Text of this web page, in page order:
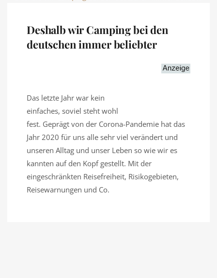
Deshalb wir Camping bei den
deutschen immer beliebter
Das letzte Jahr war kein
einfaches, soviel steht wohl
fest. Geprägt von der Corona-Pandemie hat das
Jahr 2020 für uns alle sehr viel verändert und
unseren Alltag und unser Leben so wie wir es
kannten auf den Kopf gestellt. Mit der
eingeschränkten Reisefreiheit, Risikogebieten,
Reisewarnungen und Co.